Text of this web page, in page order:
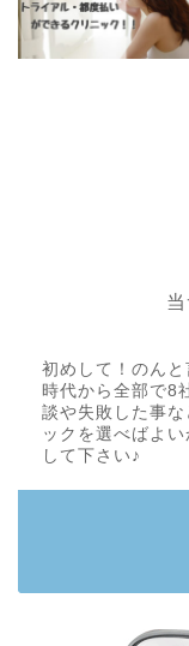
初めして！のん
時代から全部で8
談や失敗した事
ックを選べばよ
して下さい♪